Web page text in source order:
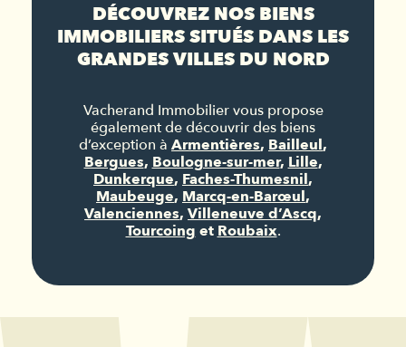
DÉCOUVREZ NOS BIENS
IMMOBILIERS SITUÉS DANS LES
GRANDES VILLES DU NORD
Vacherand Immobilier vous propose
également de découvrir des biens
d’exception à Armentières, Bailleul,
Bergues, Boulogne-sur-mer, Lille,
Dunkerque, Faches-Thumesnil,
Maubeuge, Marcq-en-Barœul,
Valenciennes, Villeneuve d’Ascq,
Tourcoing et Roubaix.